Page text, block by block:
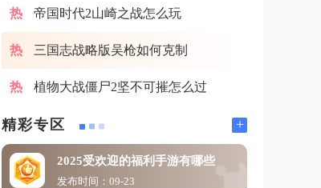
帝国时代2山崎之战怎么玩
三国志战略版吴枪如何克制
植物大战僵尸2坚不可摧怎么过
精彩专区 +
2025受欢迎的福利手游有哪些
发布时间：09-23